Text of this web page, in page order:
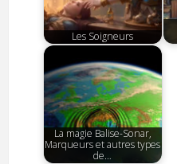
Les Soigneurs
La magie Balise-Sonar,
Marqueurs et autres types
de…